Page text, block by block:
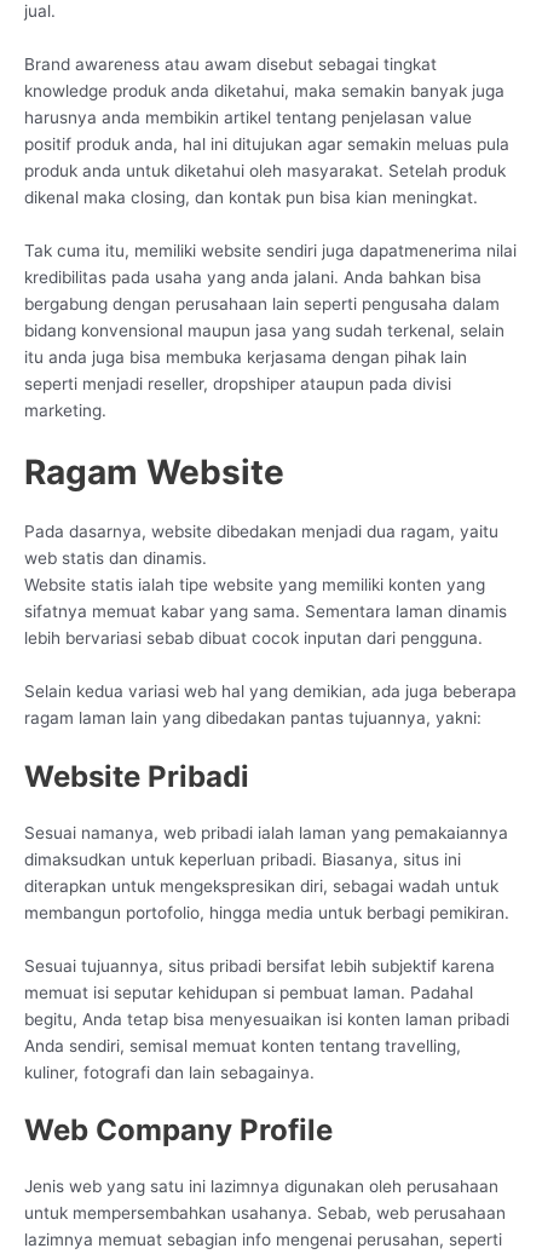
jual.
Brand awareness atau awam disebut sebagai tingkat
knowledge produk anda diketahui, maka semakin banyak juga
harusnya anda membikin artikel tentang penjelasan value
positif produk anda, hal ini ditujukan agar semakin meluas pula
produk anda untuk diketahui oleh masyarakat. Setelah produk
dikenal maka closing, dan kontak pun bisa kian meningkat.
Tak cuma itu, memiliki website sendiri juga dapatmenerima nilai
kredibilitas pada usaha yang anda jalani. Anda bahkan bisa
bergabung dengan perusahaan lain seperti pengusaha dalam
bidang konvensional maupun jasa yang sudah terkenal, selain
itu anda juga bisa membuka kerjasama dengan pihak lain
seperti menjadi reseller, dropshiper ataupun pada divisi
marketing.
Ragam Website
Pada dasarnya, website dibedakan menjadi dua ragam, yaitu
web statis dan dinamis.
Website statis ialah tipe website yang memiliki konten yang
sifatnya memuat kabar yang sama. Sementara laman dinamis
lebih bervariasi sebab dibuat cocok inputan dari pengguna.
Selain kedua variasi web hal yang demikian, ada juga beberapa
ragam laman lain yang dibedakan pantas tujuannya, yakni:
Website Pribadi
Sesuai namanya, web pribadi ialah laman yang pemakaiannya
dimaksudkan untuk keperluan pribadi. Biasanya, situs ini
diterapkan untuk mengekspresikan diri, sebagai wadah untuk
membangun portofolio, hingga media untuk berbagi pemikiran.
Sesuai tujuannya, situs pribadi bersifat lebih subjektif karena
memuat isi seputar kehidupan si pembuat laman. Padahal
begitu, Anda tetap bisa menyesuaikan isi konten laman pribadi
Anda sendiri, semisal memuat konten tentang travelling,
kuliner, fotografi dan lain sebagainya.
Web Company Profile
Jenis web yang satu ini lazimnya digunakan oleh perusahaan
untuk mempersembahkan usahanya. Sebab, web perusahaan
lazimnya memuat sebagian info mengenai perusahan, seperti